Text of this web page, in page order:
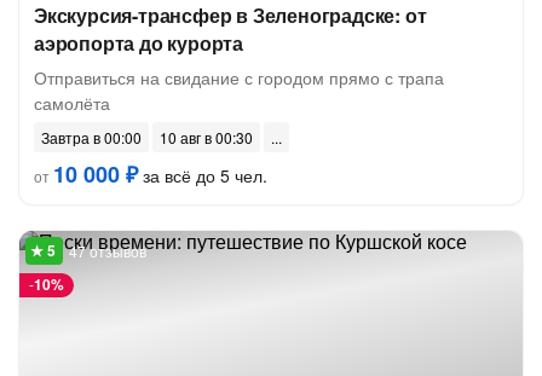
Экскурсия-трансфер в Зеленоградске: от
аэропорта до курорта
Отправиться на свидание с городом прямо с трапа
самолёта
Завтра в 00:00
10 авг в 00:30
от 10 000 ₽за всё до 5 чел.
-10%
47 отзывов